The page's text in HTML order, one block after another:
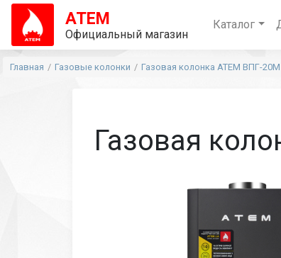
АТЕМ
Официальный магазин
Каталог
Главная Газовые колонки Газовая колонка АТЕМ ВПГ-20М
Газовая